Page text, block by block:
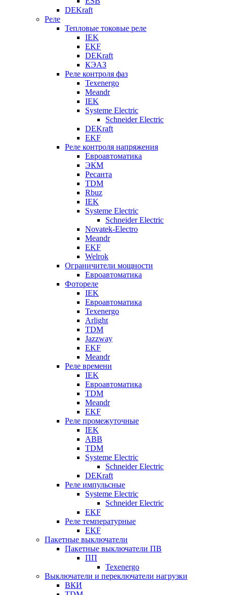
DEKraft
Реле
Тепловые токовые реле
IEK
EKF
DEKraft
КЭАЗ
Реле контроля фаз
Texenergo
Meandr
IEK
Systeme Electric
Schneider Electric
DEKraft
EKF
Реле контроля напряжения
Евроавтоматика
ЭКМ
Ресанта
TDM
Rbuz
IEK
Systeme Electric
Schneider Electric
Novatek-Electro
Meandr
EKF
Welrok
Ограничители мощности
Евроавтоматика
Фотореле
IEK
Евроавтоматика
Texenergo
Arlight
TDM
Jazzway
EKF
Meandr
Реле времени
IEK
Евроавтоматика
TDM
Meandr
EKF
Реле промежуточные
IEK
ABB
TDM
Systeme Electric
Schneider Electric
DEKraft
Реле импульсные
Systeme Electric
Schneider Electric
EKF
Реле температурные
EKF
Пакетные выключатели
Пакетные выключатели ПВ
ПП
Texenergo
Выключатели и переключатели нагрузки
ВКИ